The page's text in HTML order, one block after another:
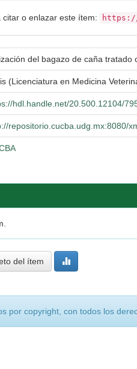
o enlazar este ítem: https://
del bagazo de caña
(Licenciatura en Medicina
hdl.handle.net/20.500.12104/
repositorio.cucba.udg.mx:8080/
del ítem
por copyright, con todos los